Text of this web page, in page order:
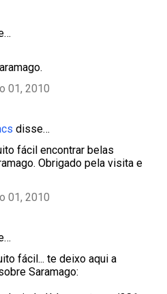
01, 2010
disse…
fácil encontrar belas
Obrigado pela visita e
01, 2010
fácil... te deixo aqui a
Saramago: